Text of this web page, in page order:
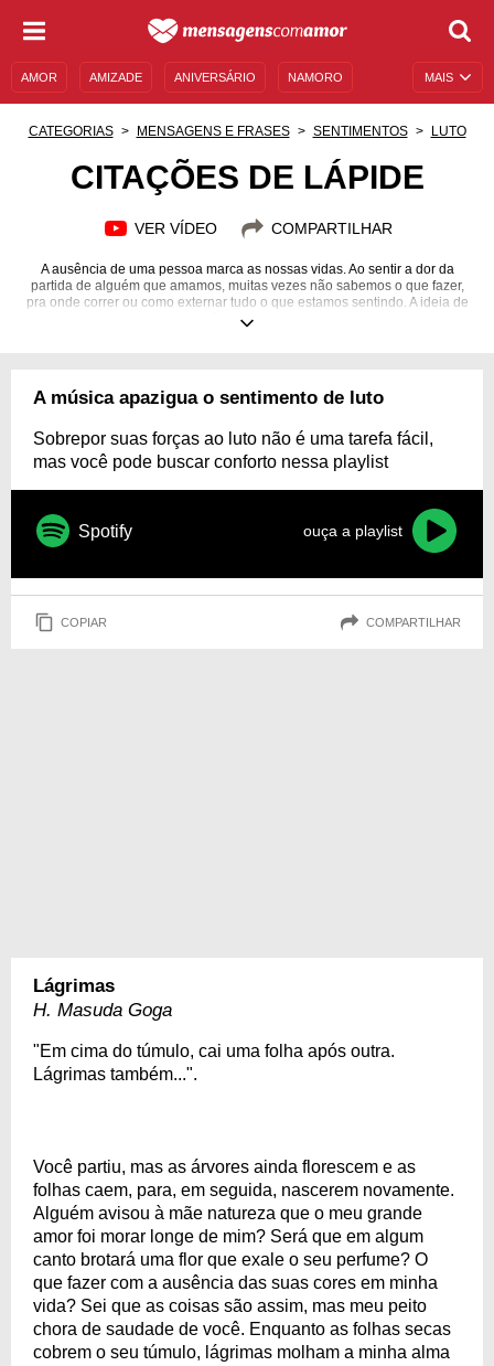
MAIS
AMOR AMIZADE ANIVERSÁRIO NAMORO
AUTOAJUDA DESCULPAS
CATEGORIAS MENSAGENS E FRASES SENTIMENTOS LUTO
CITAÇÕES DE LÁPIDE
VER VÍDEO COMPARTILHAR
A ausência de uma pessoa marca as nossas vidas. Ao sentir a dor da
partida de alguém que amamos, muitas vezes não sabemos o que fazer,
pra onde correr ou como externar tudo o que estamos sentindo. A ideia de
nunca mais ver uma pessoa é dolorosa; quando isso se concretiza, as
de lápide que preparamos para que você se inspire e demonstre os seus
A música apazigua o sentimento de luto
Sobrepor suas forças ao luto não é uma tarefa fácil,
mas você pode buscar conforto nessa playlist
Spotify ouça a playlist
COPIAR COMPARTILHAR
Lágrimas
H. Masuda Goga
"Em cima do túmulo, cai uma folha após outra.
Lágrimas também...".
Você partiu, mas as árvores ainda florescem e as
folhas caem, para, em seguida, nascerem novamente.
Alguém avisou à mãe natureza que o meu grande
amor foi morar longe de mim? Será que em algum
canto brotará uma flor que exale o seu perfume? O
que fazer com a ausência das suas cores em minha
vida? Sei que as coisas são assim, mas meu peito
chora de saudade de você. Enquanto as folhas secas
cobrem o seu túmulo, lágrimas molham a minha alma